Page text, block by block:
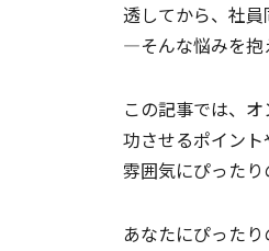
透してから、社員
―そんな悩みを抱
この記事では、
功させるポイン
雰囲気にぴったり
あなたにぴったり